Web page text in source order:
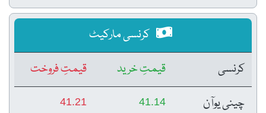
کرنسی مارکیٹ
کرنسی
قیمتِ خرید
قیمتِ فروخت
چینی یوآن
41.14
41.21